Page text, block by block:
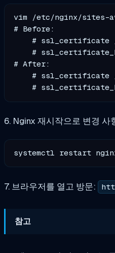
vim /etc/nginx/sites-
# Before:
# ssl_certificate
#
# After:
# ssl_certificate
6. Nginx 재시작으로 변경 사
7. 브라우저를 열고 방문:
참고